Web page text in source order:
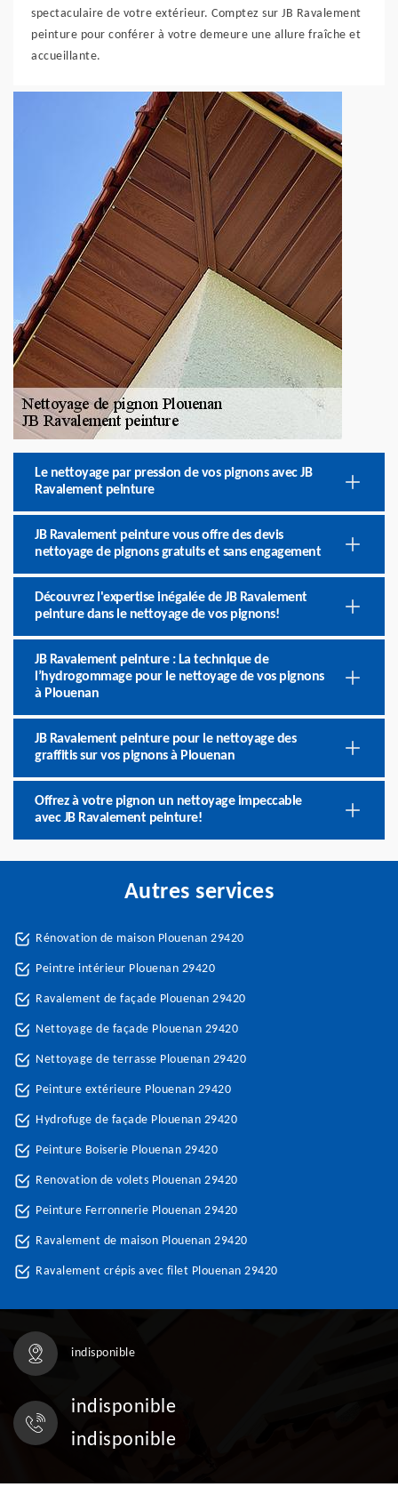
spectaculaire de votre extérieur. Comptez sur JB Ravalement
peinture pour conférer à votre demeure une allure fraîche et
accueillante.
Le nettoyage par pression de vos pignons avec JB
Ravalement peinture
JB Ravalement peinture vous offre des devis
nettoyage de pignons gratuits et sans engagement
Découvrez l'expertise inégalée de JB Ravalement
peinture dans le nettoyage de vos pignons!
JB Ravalement peinture : La technique de
l’hydrogommage pour le nettoyage de vos pignons
à Plouenan
JB Ravalement peinture pour le nettoyage des
graffitis sur vos pignons à Plouenan
Offrez à votre pignon un nettoyage impeccable
avec JB Ravalement peinture!
Autres services
Rénovation de maison Plouenan 29420
Peintre intérieur Plouenan 29420
Ravalement de façade Plouenan 29420
Nettoyage de façade Plouenan 29420
Nettoyage de terrasse Plouenan 29420
Peinture extérieure Plouenan 29420
Hydrofuge de façade Plouenan 29420
Peinture Boiserie Plouenan 29420
Renovation de volets Plouenan 29420
Peinture Ferronnerie Plouenan 29420
Ravalement de maison Plouenan 29420
Ravalement crépis avec filet Plouenan 29420
indisponible
indisponible
indisponible